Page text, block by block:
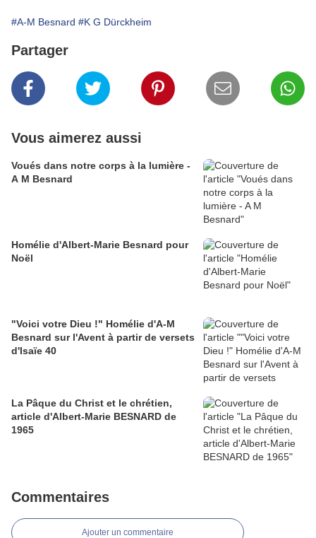
#A-M Besnard #K G Dürckheim
Partager
Vous aimerez aussi
Voués dans notre corps à la lumière -
A M Besnard
Homélie d'Albert-Marie Besnard pour
Noël
"Voici votre Dieu !" Homélie d'A-M
Besnard sur l'Avent à partir de versets
d'Isaïe 40
La Pâque du Christ et le chrétien,
article d'Albert-Marie BESNARD de
1965
Commentaires
Ajouter un commentaire